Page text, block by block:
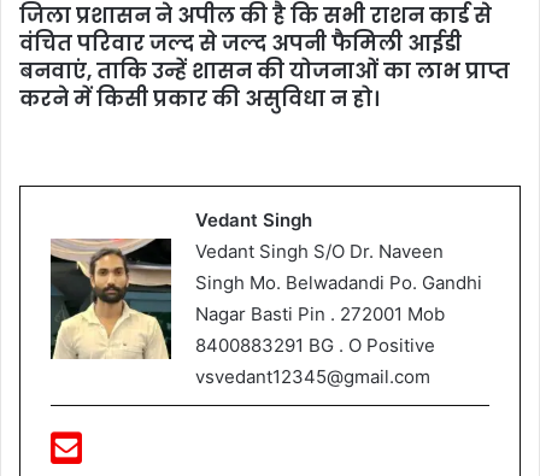
जिला प्रशासन ने अपील की है कि सभी राशन कार्ड से
वंचित परिवार जल्द से जल्द अपनी फैमिली आईडी
बनवाएं, ताकि उन्हें शासन की योजनाओं का लाभ प्राप्त
करने में किसी प्रकार की असुविधा न हो।
Vedant Singh
Vedant Singh S/O Dr. Naveen
Singh Mo. Belwadandi Po. Gandhi
Nagar Basti Pin . 272001 Mob
8400883291 BG . O Positive
vsvedant12345@gmail.com